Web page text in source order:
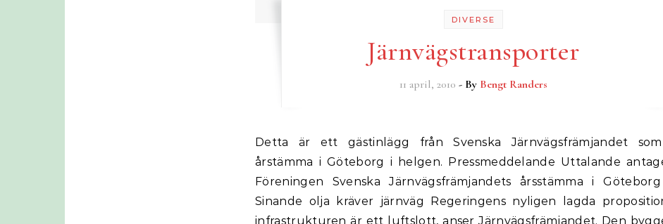
DIVERSE
Järnvägstransporter
11 april, 2010 - By Bengt Randers
Detta är ett gästinlägg från Svenska Järnvägsfrämjandet som har
årstämma i Göteborg i helgen. Pressmeddelande Uttalande
Föreningen Svenska Järnvägsfrämjandets årsstämma i Göteborg
Sinande olja kräver järnväg Regeringens nyligen lagda
infrastrukturen är ett luftslott, anser Järnvägsfrämjandet. Den